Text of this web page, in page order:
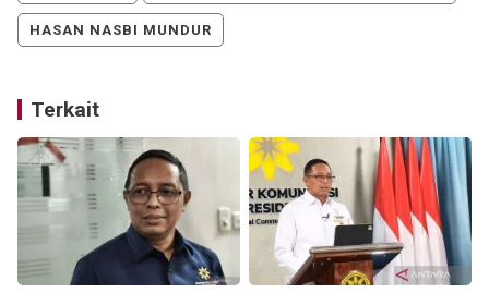
HASAN NASBI MUNDUR
Terkait